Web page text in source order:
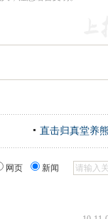
直击归真堂养
网页 新闻